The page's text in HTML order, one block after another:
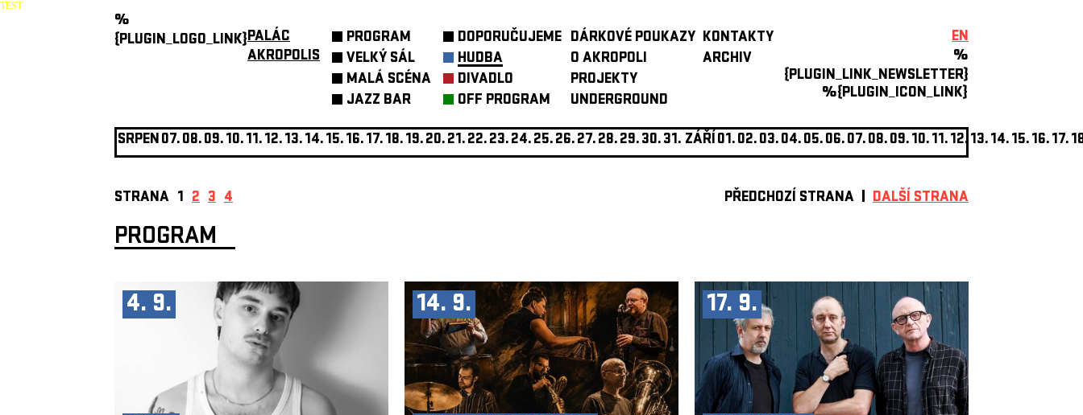
TEST
%
{PLUGIN_LOGO_LINK}PALÁC
AKROPOLIS
PROGRAM
VELKÝ SÁL
MALÁ SCÉNA
JAZZ BAR
DOPORUČUJEME
HUDBA
DIVADLO
OFF PROGRAM
DÁRKOVÉ POUKAZY
O AKROPOLI
PROJEKTY
UNDERGROUND
KONTAKTY
ARCHIV
EN
%
{PLUGIN_LINK_NEWSLETTER}
%{PLUGIN_ICON_LINK}
SRPEN07.08.09.10.11.12.13.14.15.16.17.18.19.20.21.22.23.24.25.26.27.28.29.30.31. ZÁŘÍ01.02.03.04.05.06.07.08.09.10.11.12. 13.14.15.16.17.
STRANA 1 2 3 4 PŘEDCHOZÍ STRANA DALŠÍ STRANA
PROGRAM
4. 9. 14. 9. 17. 9.